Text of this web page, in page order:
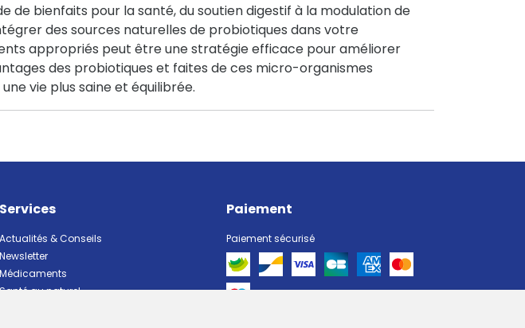
de bienfaits pour la santé, du soutien digestif à la modulation de
des sources naturelles de probiotiques dans votre
appropriés peut être une stratégie efficace pour améliorer
des probiotiques et faites de ces micro-organismes
vie plus saine et équilibrée.
Services
Actualités & Conseils
Newsletter
Médicaments
Santé au naturel
Paiement
Paiement sécurisé